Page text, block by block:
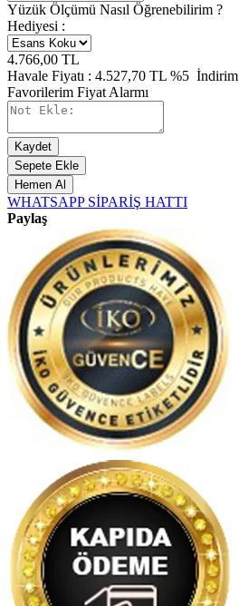
Yüzük Ölçümü Nasıl Öğrenebilirim ?
Hediyesi :
4.766,00 TL
Havale Fiyatı : 4.527,70 TL %5 İndirim
Favorilerim Fiyat Alarmı
Kaydet
Sepete Ekle
Hemen Al
WHATSAPP SİPARİŞ HATTI
Paylaş